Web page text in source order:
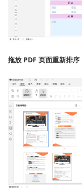
拖放 PDF 页面重新排序